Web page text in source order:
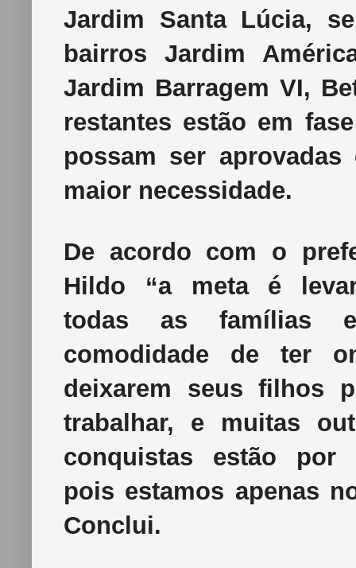
Jardim Santa Lúcia,
bairros Jardim
Jardim Barragem VI,
restantes estão em
possam ser
maior necessidade.
De acordo com o
Hildo “a meta é
todas as famílias
comodidade de ter
deixarem seus filhos
trabalhar, e muitas
conquistas estão por
pois estamos apenas
Conclui.